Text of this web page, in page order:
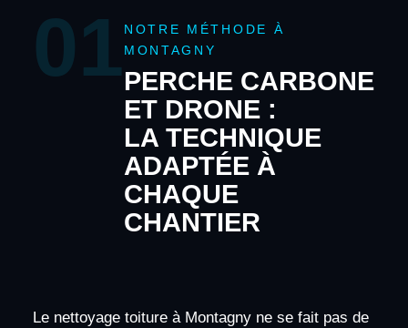
01 NOTRE MÉTHODE À
MONTAGNY
PERCHE CARBONE
ET DRONE :
LA TECHNIQUE
ADAPTÉE À
CHAQUE
CHANTIER
Le nettoyage toiture à Montagny ne se fait pas de